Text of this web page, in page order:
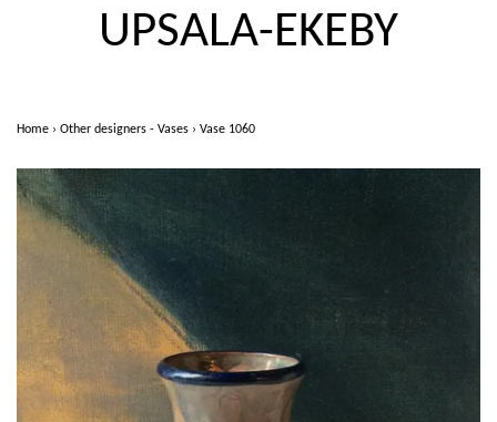
UPSALA-EKEBY
Home › Other designers - Vases › Vase 1060